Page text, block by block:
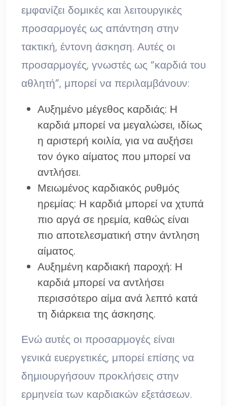
εμφανίζει δομικές και λειτουργικές
προσαρμογές ως απάντηση στην
τακτική, έντονη άσκηση. Αυτές οι
προσαρμογές, γνωστές ως “καρδιά του
αθλητή”, μπορεί να περιλαμβάνουν:
Αυξημένο μέγεθος καρδιάς: Η
καρδιά μπορεί να μεγαλώσει, ιδίως
η αριστερή κοιλία, για να αυξήσει
τον όγκο αίματος που μπορεί να
αντλήσει.
Μειωμένος καρδιακός ρυθμός
ηρεμίας: Η καρδιά μπορεί να χτυπά
πιο αργά σε ηρεμία, καθώς είναι
πιο αποτελεσματική στην άντληση
αίματος.
Αυξημένη καρδιακή παροχή: Η
καρδιά μπορεί να αντλήσει
περισσότερο αίμα ανά λεπτό κατά
τη διάρκεια της άσκησης.
Ενώ αυτές οι προσαρμογές είναι
γενικά ευεργετικές, μπορεί επίσης να
δημιουργήσουν προκλήσεις στην
ερμηνεία των καρδιακών εξετάσεων.